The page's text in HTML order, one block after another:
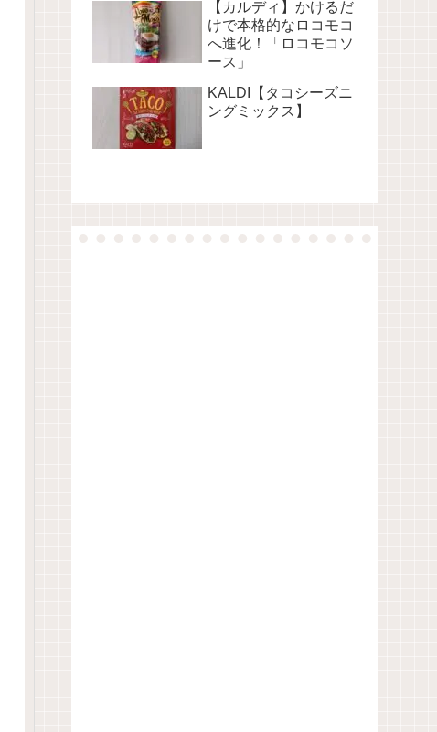
【カルディ】かけるだ
けで本格的なロコモコ
へ進化！「ロコモコソ
ース」
KALDI【タコシーズニ
ングミックス】